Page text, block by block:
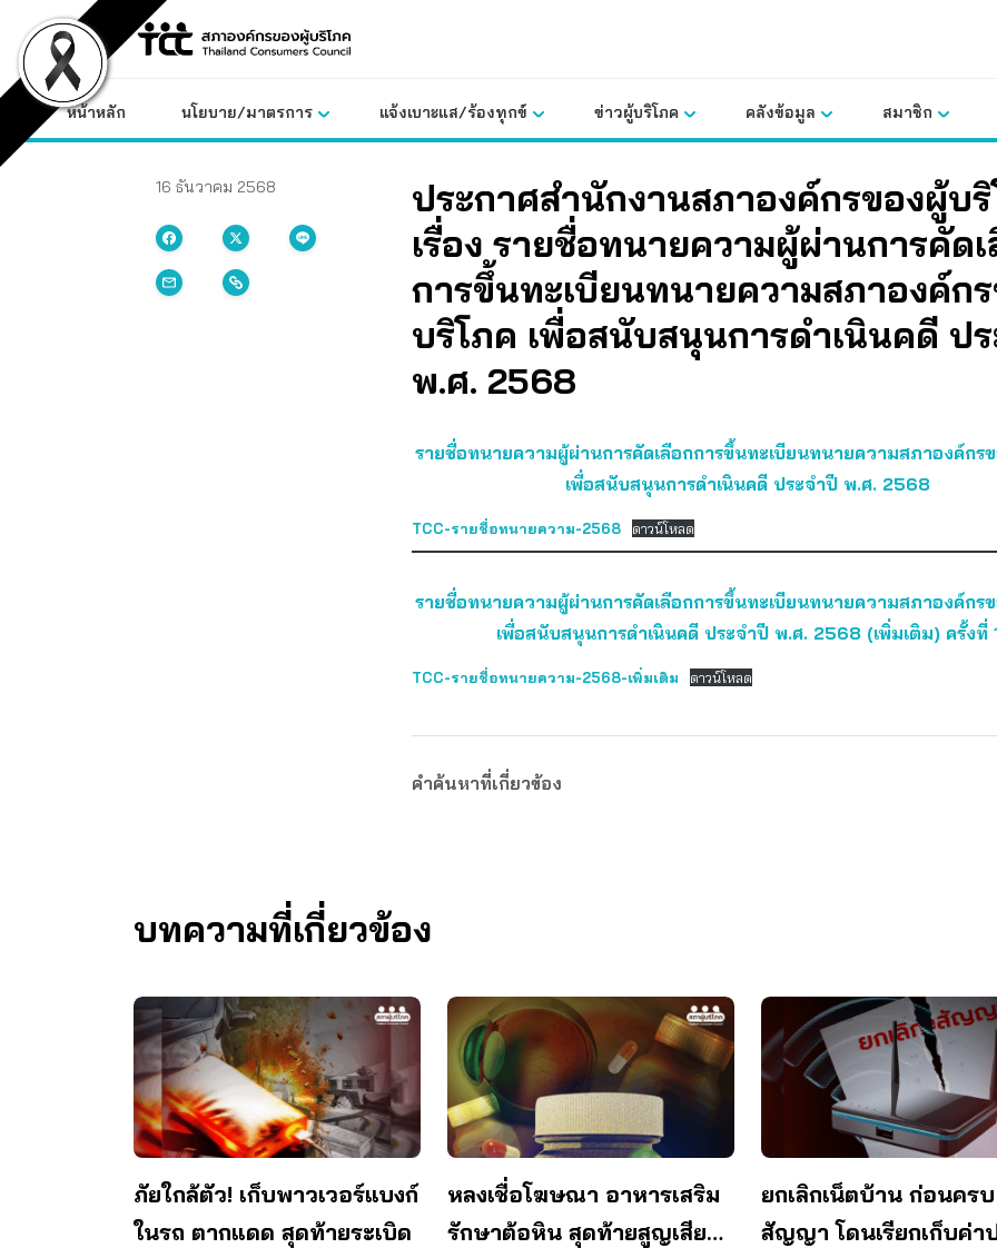
content
หน้าหลัก นโยบาย/มาตรการ แจ้งเบาะแส/ร้องทุกข์ ข่าวผู้บริโภค คลังข้อมูล สมาชิก
16 ธันวาคม 2568
ประกาศสำนักงานสภาองค์กรของผู้บ
เรื่อง รายชื่อทนายความผู้ผ่านการคัด
การขึ้นทะเบียนทนายความสภาองค์ก
บริโภค เพื่อสนับสนุนการดำเนินคดี ป
พ.ศ. 2568
รายชื่อทนายความผู้ผ่านการคัดเลือกการขึ้นทะเบียนทนายความสภาองค์กร
เพื่อสนับสนุนการดำเนินคดี ประจำปี พ.ศ. 2568
TCC-รายชื่อทนายความ-2568 ดาวน์โหลด
รายชื่อทนายความผู้ผ่านการคัดเลือกการขึ้นทะเบียนทนายความสภาองค์กร
เพื่อสนับสนุนการดำเนินคดี ประจำปี พ.ศ. 2568 (เพิ่มเติม) ครั้งที่
TCC-รายชื่อทนายความ-2568-เพิ่มเติม ดาวน์โหลด
คำค้นหาที่เกี่ยวข้อง
บทความที่เกี่ยวข้อง
ภัยใกล้ตัว! เก็บพาวเวอร์แบงก์
ในรถ ตากแดด สุดท้ายระเบิด
หลงเชื่อโฆษณา อาหารเสริม
รักษาต้อหิน สุดท้ายสูญเสียด
ยกเลิกเน็ตบ้าน ก่อนครบ
สัญญา โดนเรียกเก็บค่า